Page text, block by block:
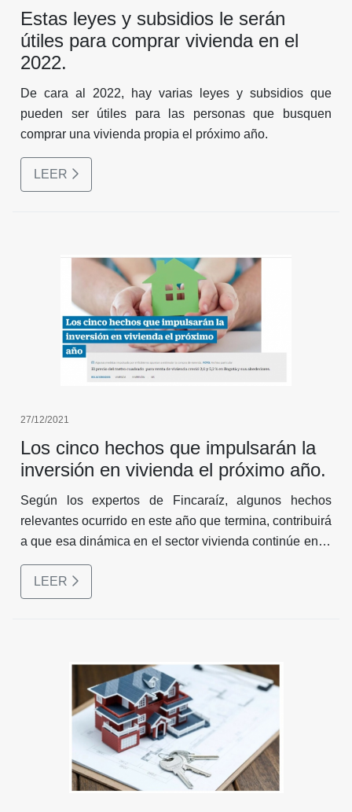
Estas leyes y subsidios le serán
útiles para comprar vivienda en el
2022.
De cara al 2022, hay varias leyes y subsidios que
pueden ser útiles para las personas que busquen
comprar una vivienda propia el próximo año.
LEER
27/12/2021
Los cinco hechos que impulsarán la
inversión en vivienda el próximo año.
Según los expertos de Fincaraíz, algunos hechos
relevantes ocurrido en este año que termina, contribuirá
a que esa dinámica en el sector vivienda continúe en el
2022.
LEER